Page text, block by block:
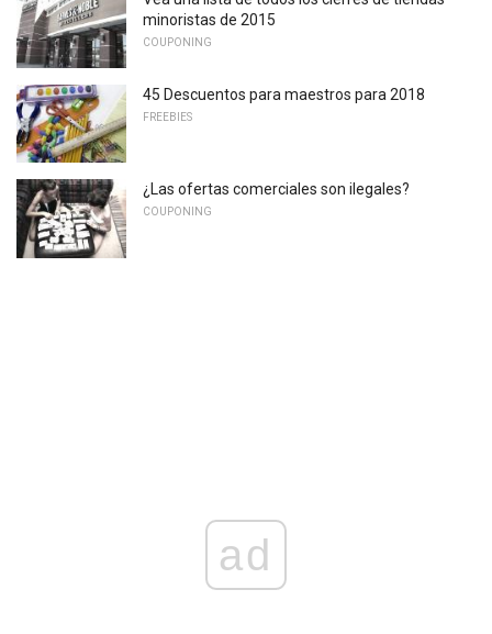
minoristas de 2015
COUPONING
45 Descuentos para maestros para 2018
FREEBIES
¿Las ofertas comerciales son ilegales?
COUPONING
ad